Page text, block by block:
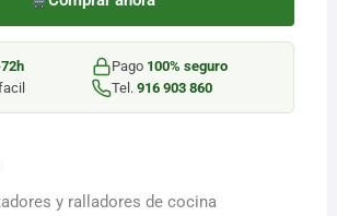
Pago 100% seguro
Tel. 916 903 860
y ralladores de cocina